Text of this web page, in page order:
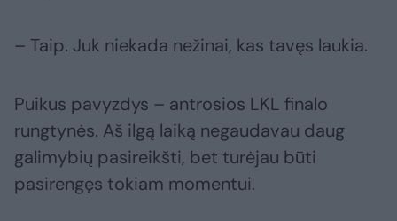
– Taip. Juk niekada nežinai, kas tavęs laukia.
Puikus pavyzdys – antrosios LKL finalo
rungtynės. Aš ilgą laiką negaudavau daug
galimybių pasireikšti, bet turėjau būti
pasirengęs tokiam momentui.